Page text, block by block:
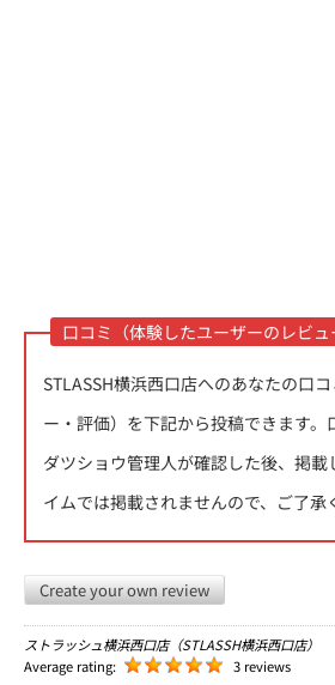
口コミ（体験したユーザーのレビ
STLASSH横浜西口店へのあなたの口
ー・評価）を下記から投稿できます。
ダツショウ管理人が確認した後、掲載
イムでは掲載されませんので、ご了承
Create your own review
ストラッシュ横浜西口店（STLASSH横浜西口店）
Average rating:
3 reviews